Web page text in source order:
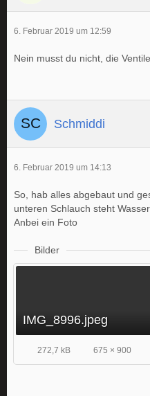
6. Februar 2019 um 12:59
Nein musst du nicht, die
Schmiddi
6. Februar 2019 um 14:13
So, hab alles abgebaut und
unteren Schlauch steht Wasser.
Anbei ein Foto
Bilder
IMG_8996.jpeg
272,7 kB 675 × 900